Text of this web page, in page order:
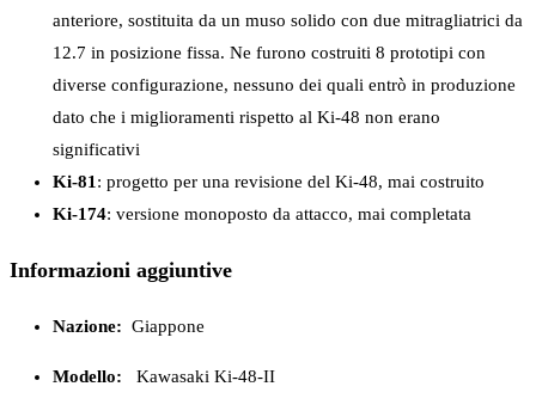
anteriore, sostituita da un muso solido con due mitragliatrici da
12.7 in posizione fissa. Ne furono costruiti 8 prototipi con
diverse configurazione, nessuno dei quali entrò in produzione
dato che i miglioramenti rispetto al Ki-48 non erano
significativi
Ki-81: progetto per una revisione del Ki-48, mai costruito
Ki-174: versione monoposto da attacco, mai completata
Informazioni aggiuntive
Nazione: Giappone
Modello: Kawasaki Ki-48-II